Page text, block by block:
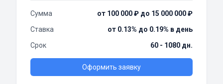
Сумма
от 100 000 ₽ до 15 000 000 ₽
Ставка
от 0.13% до 0.19% в день
Срок
60 - 1080 дн.
Оформить заявку